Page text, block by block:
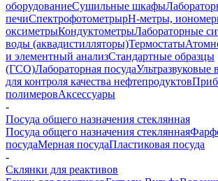
оборудованиеСушильные шкафы
печиСпектрофотометрыpH-метры,
оксиметрыКондуктометрыЛабораторные
воды (аквадистилляторы)Термостаты
и элементный анализСтандартные образцы
(ГСО)Лабораторная посудаУльтразвуковые
для контроля качества нефтепродуктов
полимеровАксессуары
-
Посуда общего назначения стеклянная
Посуда общего назначения стеклянная
посудаМерная посудаПластиковая посуда
-
Склянки для реактивов